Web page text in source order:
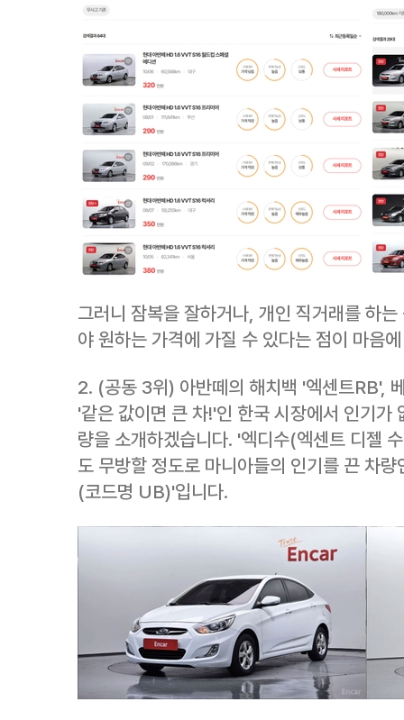
그러니 잠복을 잘하거나, 개인 직거래를 하
야 원하는 가격에 가질 수 있다는 점이 마음
2. (공동 3위) 아반떼의 해치백 '엑센트RB',
'같은 값이면 큰 차!'인 한국 시장에서 인기가
량을 소개하겠습니다. '엑디수(엑센트 디젤
도 무방할 정도로 마니아들의 인기를 끈 차
(코드명 UB)'입니다.